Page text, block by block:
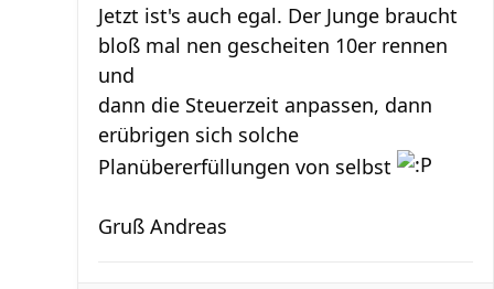
Jetzt ist's auch egal. Der Junge braucht
bloß mal nen gescheiten 10er rennen
und
dann die Steuerzeit anpassen, dann
erübrigen sich solche
Planübererfüllungen von selbst
Gruß Andreas